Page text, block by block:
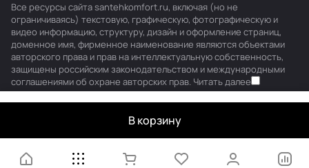
В корзину
Все ресурсы сайта santehkomfort.ru, включая (но не
ограничиваясь) текстовую, графическую, фотографическую и
видео информацию, структуру, дизайн и оформление страниц,
доменное имя, фирменное наименование являются объектами
авторского права и прав на интеллектуальную собственность,
защищены российским законодательством и международными
соглашениями об охране авторских прав. Читать далее